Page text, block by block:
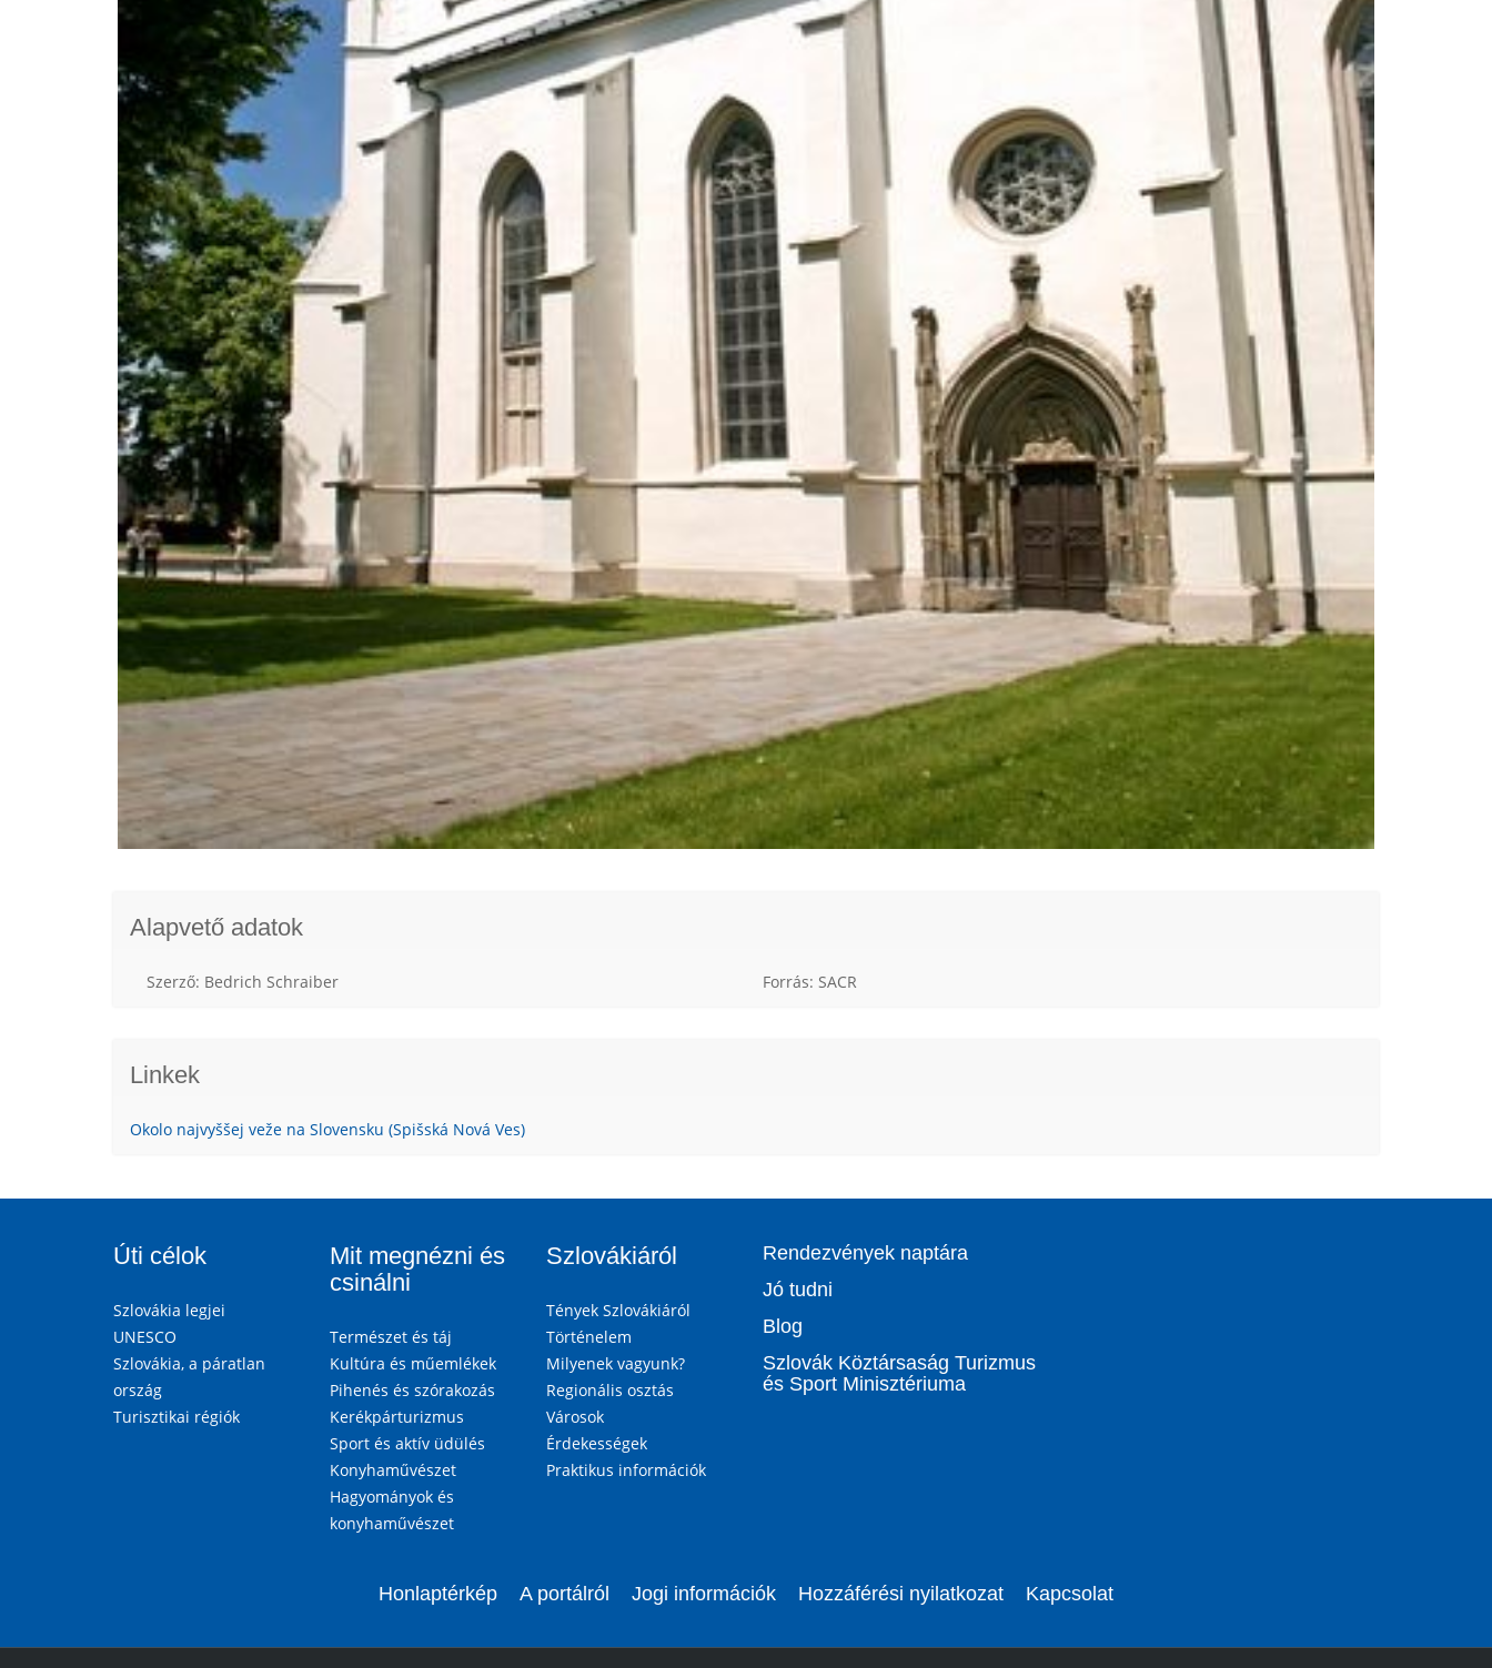
Alapvető adatok
Szerző: Bedrich Schraiber Forrás: SACR
Linkek
Okolo najvyššej veže na Slovensku (Spišská Nová Ves)
Úti célok
Szlovákia legjei
UNESCO
Szlovákia, a páratlan
ország
Turisztikai régiók
Mit megnézni és
csinálni
Természet és táj
Kultúra és műemlékek
Pihenés és szórakozás
Kerékpárturizmus
Sport és aktív üdülés
Konyhaművészet
Hagyományok és
konyhaművészet
Szlovákiáról
Tények Szlovákiáról
Történelem
Milyenek vagyunk?
Regionális osztás
Városok
Érdekességek
Praktikus információk
Rendezvények naptára
Jó tudni
Blog
Szlovák Köztársaság Turizmus
és Sport Minisztériuma
Honlaptérkép A portálról Jogi információk Hozzáférési nyilatkozat Kapcsolat